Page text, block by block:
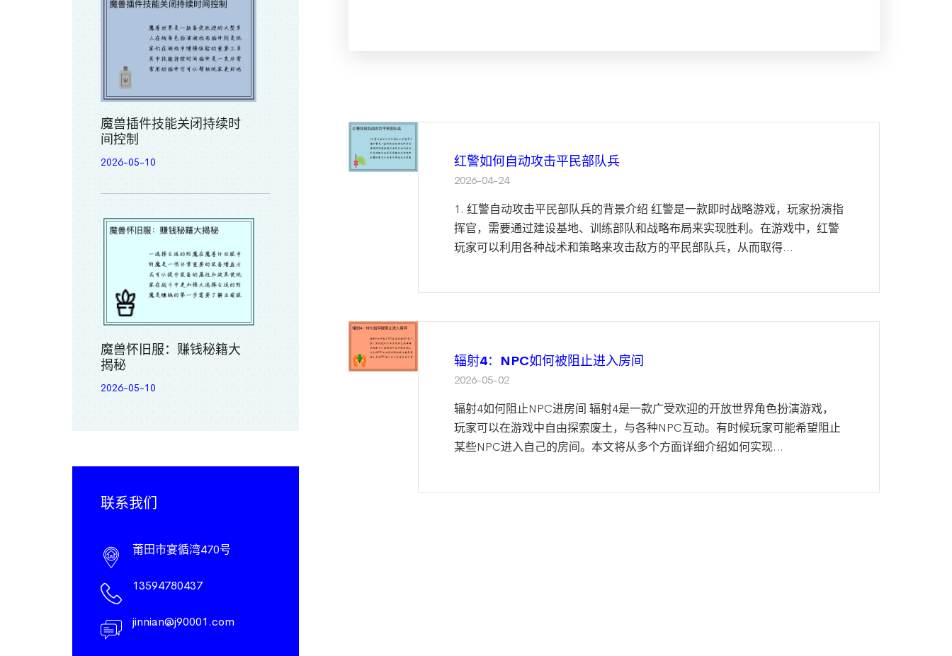
红警如何自动攻击平民部队兵
2026-04-24
1. 红警自动攻击平民部队兵的背景介绍 红警是一款即时战略游戏，玩家扮演指
挥官，需要通过建设基地、训练部队和战略布局来实现胜利。在游戏中，红警
玩家可以利用各种战术和策略来攻击敌方的平民部队兵，从而取得...
辐射4：NPC如何被阻止进入房间
2026-05-02
辐射4如何阻止NPC进房间 辐射4是一款广受欢迎的开放世界角色扮演游戏，
玩家可以在游戏中自由探索废土，与各种NPC互动。有时候玩家可能希望阻止
某些NPC进入自己的房间。本文将从多个方面详细介绍如何实现...
魔兽插件技能关闭持续时
间控制
2026-05-10
魔兽怀旧服：赚钱秘籍大
揭秘
2026-05-10
联系我们
莆田市宴循湾470号
13594780437
jinnian@j90001.com